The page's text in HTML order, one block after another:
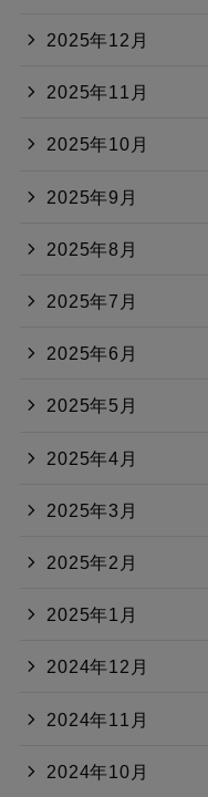
2025年12月
2025年11月
2025年10月
2025年9月
2025年8月
2025年7月
2025年6月
2025年5月
2025年4月
2025年3月
2025年2月
2025年1月
2024年12月
2024年11月
2024年10月